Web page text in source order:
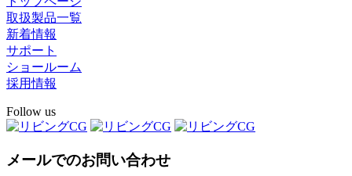
取扱製品一覧
新着情報
サポート
ショールーム
採用情報
Follow us
メールでのお問い合わせ